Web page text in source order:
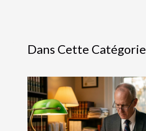
Dans Cette Catégorie